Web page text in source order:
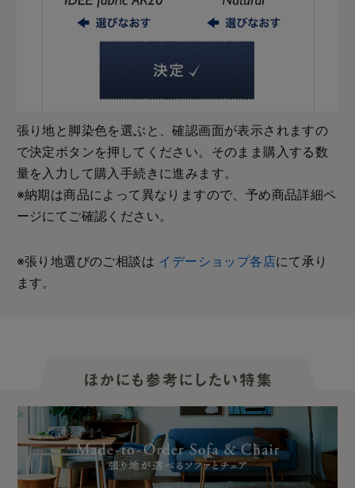
張り地と脚染色を選ぶと、確認画面が表示されますの
で決定ボタンを押してください。そのまま購入する数
量を入力して購入手続きに進みます。
※納期は商品によって異なりますので、予め商品詳細ペ
ージにてご確認ください。
※張り地選びのご相談は イデーショップ各店にて承り
ます。